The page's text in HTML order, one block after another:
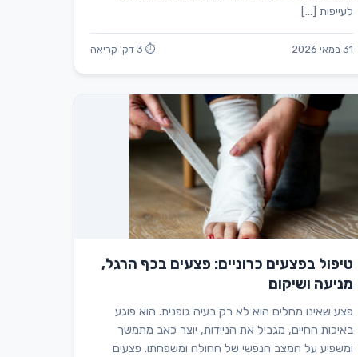
לעייפות […]
31 במאי 2026 ⏱ 3 דק' קריאה
טיפול בפצעים כרוניים: פצעים בכף הרגל,
מניעה ושיקום
פצע שאינו מחלים הוא לא רק בעיה גופנית. הוא פוגע
באיכות החיים, מגביל את הניידות, יוצר כאב מתמשך
ומשפיע על המצב הנפשי של החולה ומשפחתו. פצעים